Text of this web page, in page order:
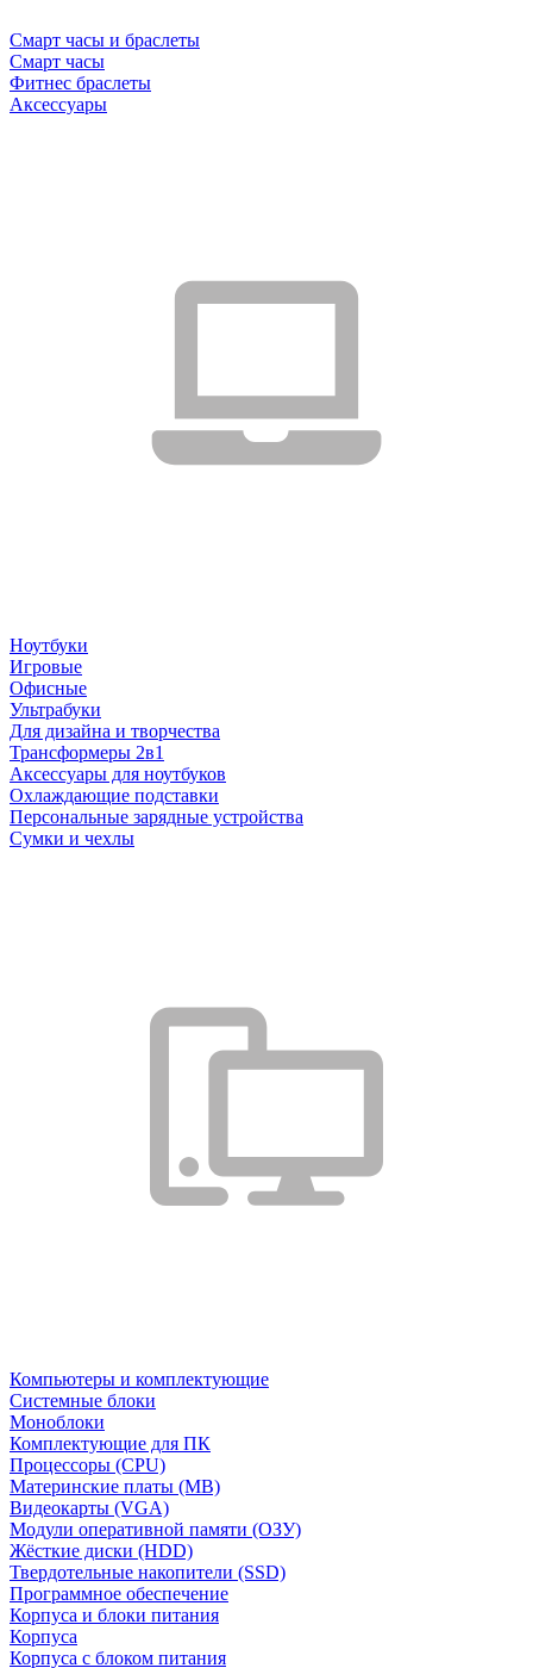
Смарт часы и браслеты
Смарт часы
Фитнес браслеты
Аксессуары
Ноутбуки
Игровые
Офисные
Ультрабуки
Для дизайна и творчества
Трансформеры 2в1
Аксессуары для ноутбуков
Охлаждающие подставки
Персональные зарядные устройства
Сумки и чехлы
Компьютеры и комплектующие
Системные блоки
Моноблоки
Комплектующие для ПК
Процессоры (CPU)
Материнские платы (MB)
Видеокарты (VGA)
Модули оперативной памяти (ОЗУ)
Жёсткие диски (HDD)
Твердотельные накопители (SSD)
Программное обеспечение
Корпуса и блоки питания
Корпуса
Корпуса с блоком питания